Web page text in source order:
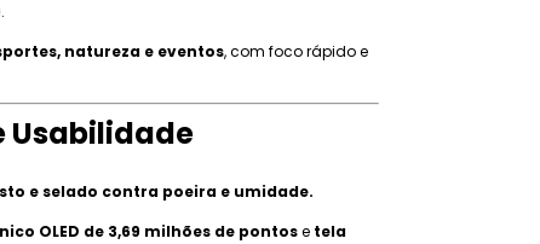
.
natureza e eventos, com foco rápido e
Usabilidade
e selado contra poeira e umidade.
OLED de 3,69 milhões de pontose tela